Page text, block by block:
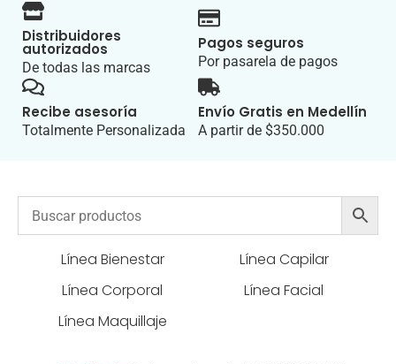
Distribuidores
autorizados
De todas las marcas
Pagos seguros
Por pasarela de pagos
Recibe asesoría
Totalmente Personalizada
Envío Gratis en Medellín
A partir de $350.000
Línea Bienestar
Línea Capilar
Línea Corporal
Línea Facial
Línea Maquillaje